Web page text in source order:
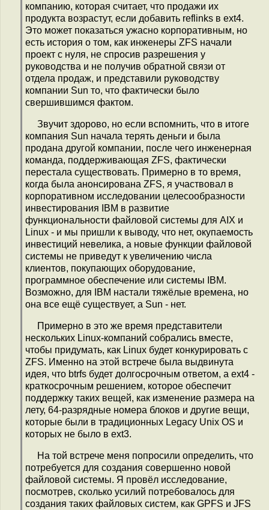
компанию, которая считает, что продажи их
продукта возрастут, если добавить reflinks в ext4.
Это может показаться ужасно корпоративным, но
есть история о том, как инженеры ZFS начали
проект с нуля, не спросив разрешения у
руководства и не получив обратной связи от
отдела продаж, и представили руководству
компании Sun то, что фактически было
свершившимся фактом.
Звучит здорово, но если вспомнить, что в итоге
компания Sun начала терять деньги и была
продана другой компании, после чего инженерная
команда, поддерживающая ZFS, фактически
перестала существовать. Примерно в то время,
когда была анонсирована ZFS, я участвовал в
корпоративном исследовании целесообразности
инвестирования IBM в развитие
функциональности файловой системы для AIX и
Linux - и мы пришли к выводу, что нет, окупаемость
инвестиций невелика, а новые функции файловой
системы не приведут к увеличению числа
клиентов, покупающих оборудование,
программное обеспечение или системы IBM.
Возможно, для IBM настали тяжёлые времена, но
она все ещё существует, а Sun - нет.
Примерно в это же время представители
нескольких Linux-компаний собрались вместе,
чтобы придумать, как Linux будет конкурировать с
ZFS. Именно на этой встрече была выдвинута
идея, что btrfs будет долгосрочным ответом, а ext4 -
краткосрочным решением, которое обеспечит
поддержку таких вещей, как изменение размера на
лету, 64-разрядные номера блоков и другие вещи,
которые были в традиционных Legacy Unix OS и
которых не было в ext3.
На той встрече меня попросили определить, что
потребуется для создания совершенно новой
файловой системы. Я провёл исследование,
посмотрев, сколько усилий потребовалось для
создания таких файловых систем, как GPFS и JFS